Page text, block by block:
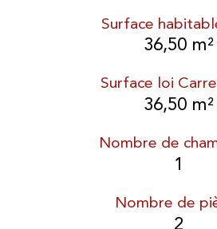
Surface
36,50 m²
Surface loi
36,50 m²
Nombre de
1
Nombre de